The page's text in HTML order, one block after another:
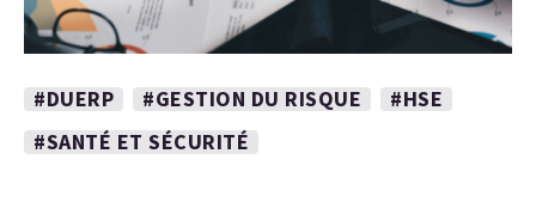
#DUERP #GESTION DU RISQUE
#HSE
#SANTÉ ET SÉCURITÉ